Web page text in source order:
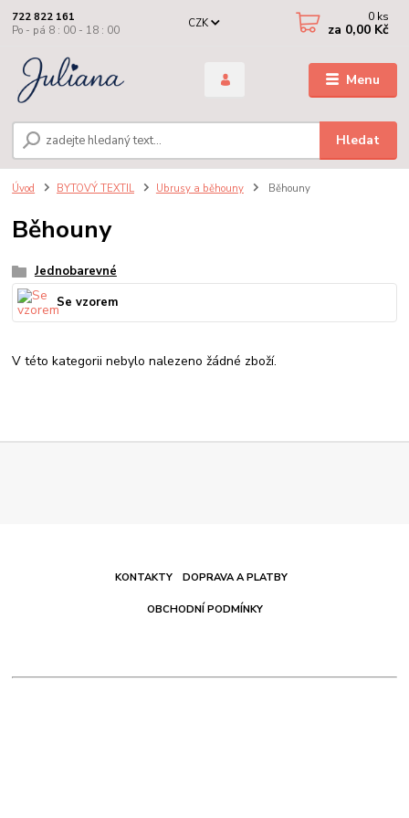
Menu
CZK
Hledat
722 822 161
Po - pá 8 : 00 - 18 : 00
0 ks
za 0,00 Kč
Úvod BYTOVÝ TEXTIL Ubrusy a běhouny Běhouny
Běhouny
Jednobarevné
Se vzorem
V této kategorii nebylo nalezeno žádné zboží.
KONTAKTY DOPRAVA A PLATBY
OBCHODNÍ PODMÍNKY